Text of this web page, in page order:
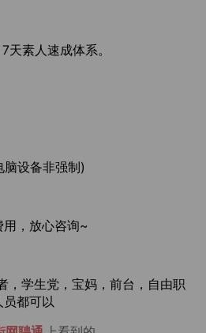
天素人速成体系。
设备非强制)
，放心咨询~
，学生党，宝妈，前台，自由职
都可以